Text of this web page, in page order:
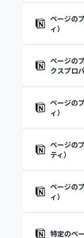
ページの
ィ）
ページの
クスプロ
ページの
ィ）
ページの
ティ）
ページの
ィ）
特定のペ